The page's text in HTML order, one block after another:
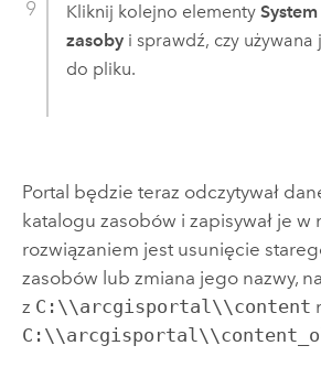
Kliknij kolejno elementy System
zasobyi sprawdź, czy używana
do pliku.
Portal będzie teraz odczytywał
katalogu zasobów i zapisywał je w
rozwiązaniem jest usunięcie
zasobów lub zmiana jego nazwy,
z C:\\arcgisportal\\content